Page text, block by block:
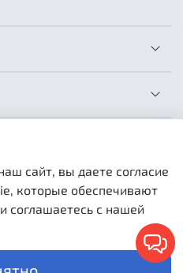
контента без
Информация и цены
являются публичной
сайт, вы даете согласие
которые обеспечивают
соглашаетесь с нашей